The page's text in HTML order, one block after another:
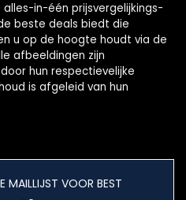
in-één prijsvergelijkings-
beste deals biedt die
u op de hoogte houdt via de
afbeeldingen zijn
hun respectievelijke
is afgeleid van hun
MAILLIJST VOOR BEST